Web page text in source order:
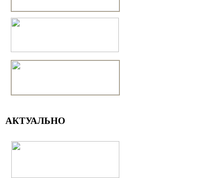
АКТУАЛЬНО